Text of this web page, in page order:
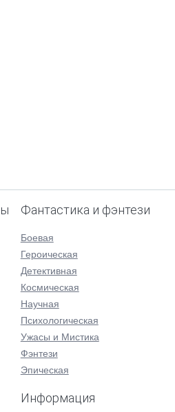
Фантастика и фэнтези
Боевая
Героическая
Детективная
Космическая
Научная
Психологическая
Ужасы и Мистика
Фэнтези
Эпическая
Информация